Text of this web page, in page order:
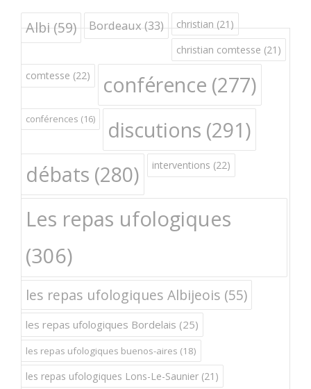
Albi(59) Bordeaux(33) christian (21)
christian comtesse (21)
comtesse (22) conférence (277)
conférences (16) discutions (291)
débats (280) interventions (22)
Les repas ufologiques
(306)
les repas ufologiques Albijeois (55)
les repas ufologiques Bordelais (25)
les repas ufologiques buenos-aires (18)
les repas ufologiques Lons-Le-Saunier (21)